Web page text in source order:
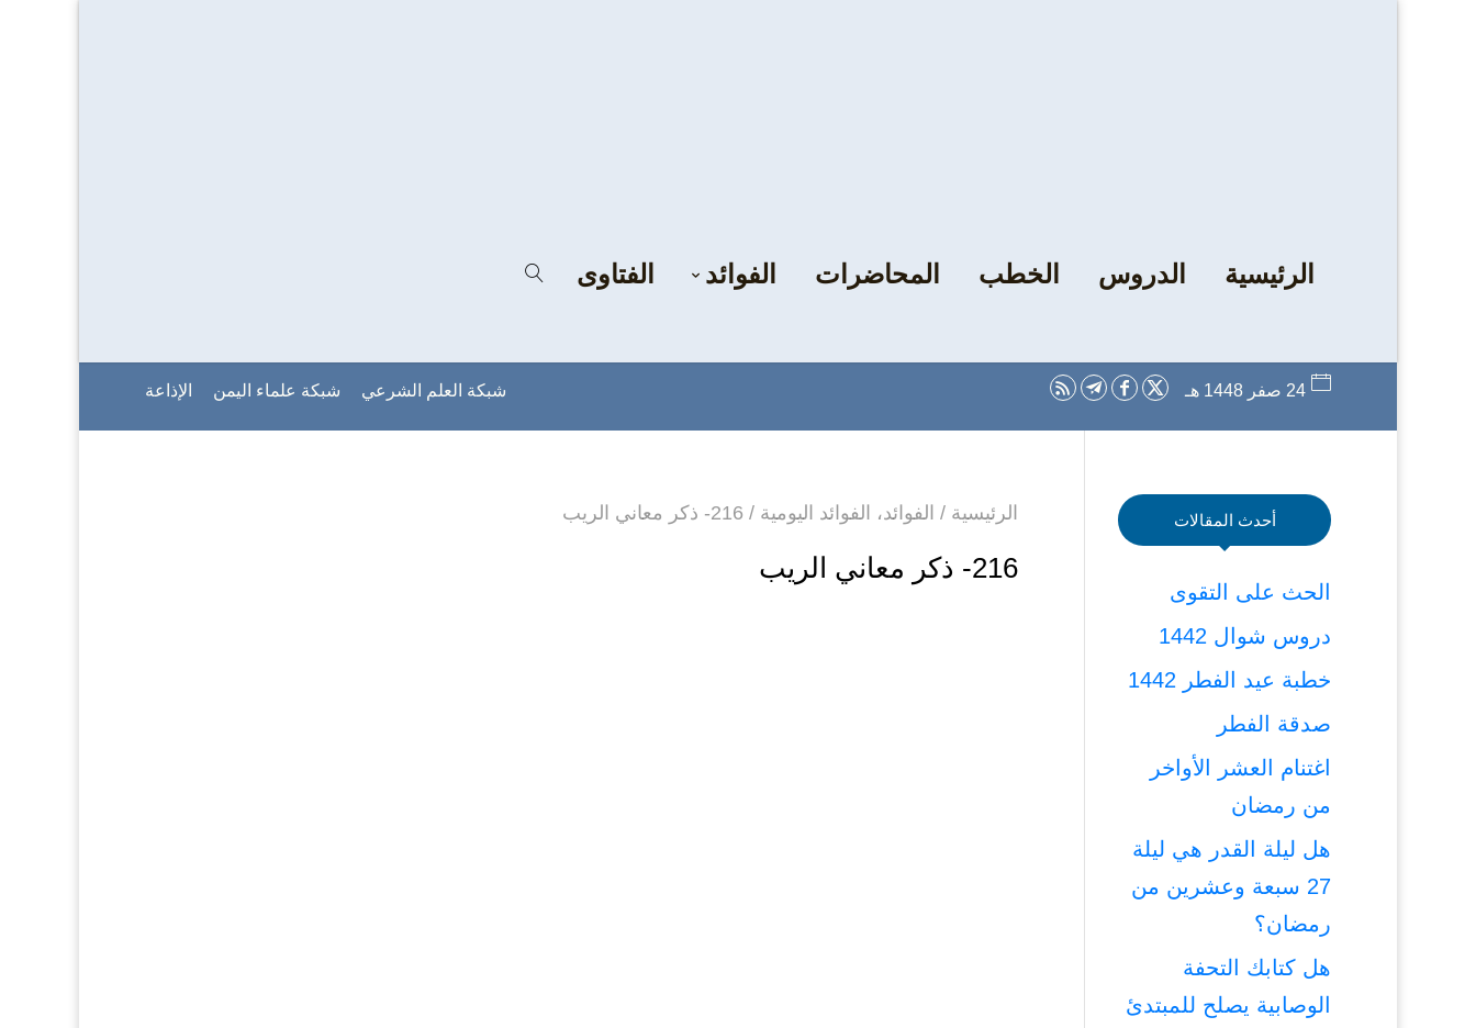
الرئيسية الدروس الخطب المحاضرات الفوائد الفتاوى
24 صفر 1448 هـ شبكة العلم الشرعي شبكة علماء اليمن الإذاعة
الرئيسية / الفوائد، الفوائد اليومية / 216- ذكر معاني الريب
216- ذكر معاني الريب
أحدث المقالات
الحث على التقوى
دروس شوال 1442
خطبة عيد الفطر 1442
صدقة الفطر
اغتنام العشر الأواخر
من رمضان
هل ليلة القدر هي ليلة
27 سبعة وعشرين من
رمضان؟
هل كتابك التحفة
الوصابية يصلح للمبتدئ